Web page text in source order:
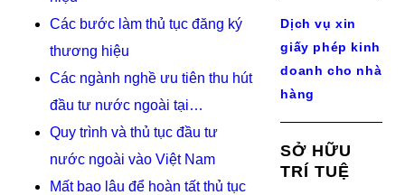
Các bước làm thủ tục đăng ký
thương hiệu
Các ngành nghề ưu tiên thu hút
đầu tư nước ngoài tại…
Quy trình và thủ tục đầu tư
nước ngoài vào Việt Nam
Mất bao lâu để hoàn tất thủ tục
Dịch vụ xin
giấy phép kinh
doanh cho nhà
hàng
SỞ HỮU
TRÍ TUỆ